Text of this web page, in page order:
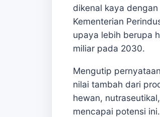
dikenal kaya
Kementerian
upaya lebih berupa
miliar pada 2030.
Mengutip
nilai tambah dari
hewan,
mencapai potensi ini.